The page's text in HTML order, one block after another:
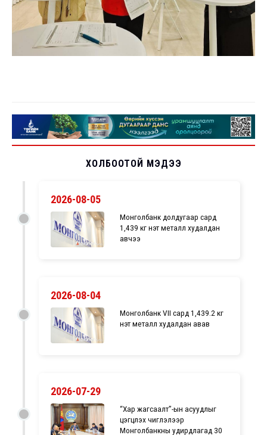
ХОЛБООТОЙ МЭДЭЭ
2026-08-05
Монголбанк долдугаар сард
1,439 кг үнэт металл худалдан
авчээ
2026-08-04
Монголбанк VII сард 1,439.2 кг
үнэт металл худалдан авав
2026-07-29
“Хар жагсаалт”-ын асуудлыг
цэгцлэх чиглэлээр
Монголбанкны удирдлагад 30